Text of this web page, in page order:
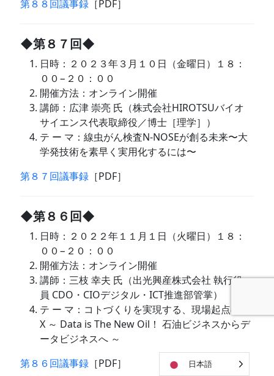
第８８回議事録 ［PDF］
◆第８７回◆
日時：２０２３年３月１０日（金曜日）１８：
００−２０：００
開催方法：オンライン開催
講師：広津 崇亮 氏（株式会社HIROTSUバイオ
サイエンス代表取締役／博士［理学］）
テ ー マ：線虫がん検査N-NOSEが創る未来〜大
学発技術を素早く実用化するには〜
第８７回議事録 ［PDF］
◆第８６回◆
日時：２０２２年１１月１日（火曜日）１８：
００−２０：００
開催方法：オンライン開催
講師：三枝 幸夫 氏（出光興産株式会社 執行役
員 CDO・CIOデジタル・ICT推進部管掌）
テ ー マ：コトづくりを実現する、現場起点のD
X ～ Data is The New Oil！ 石油ビジネスからデ
ータビジネスへ ～
第８６回議事録 ［PDF］ 日本語